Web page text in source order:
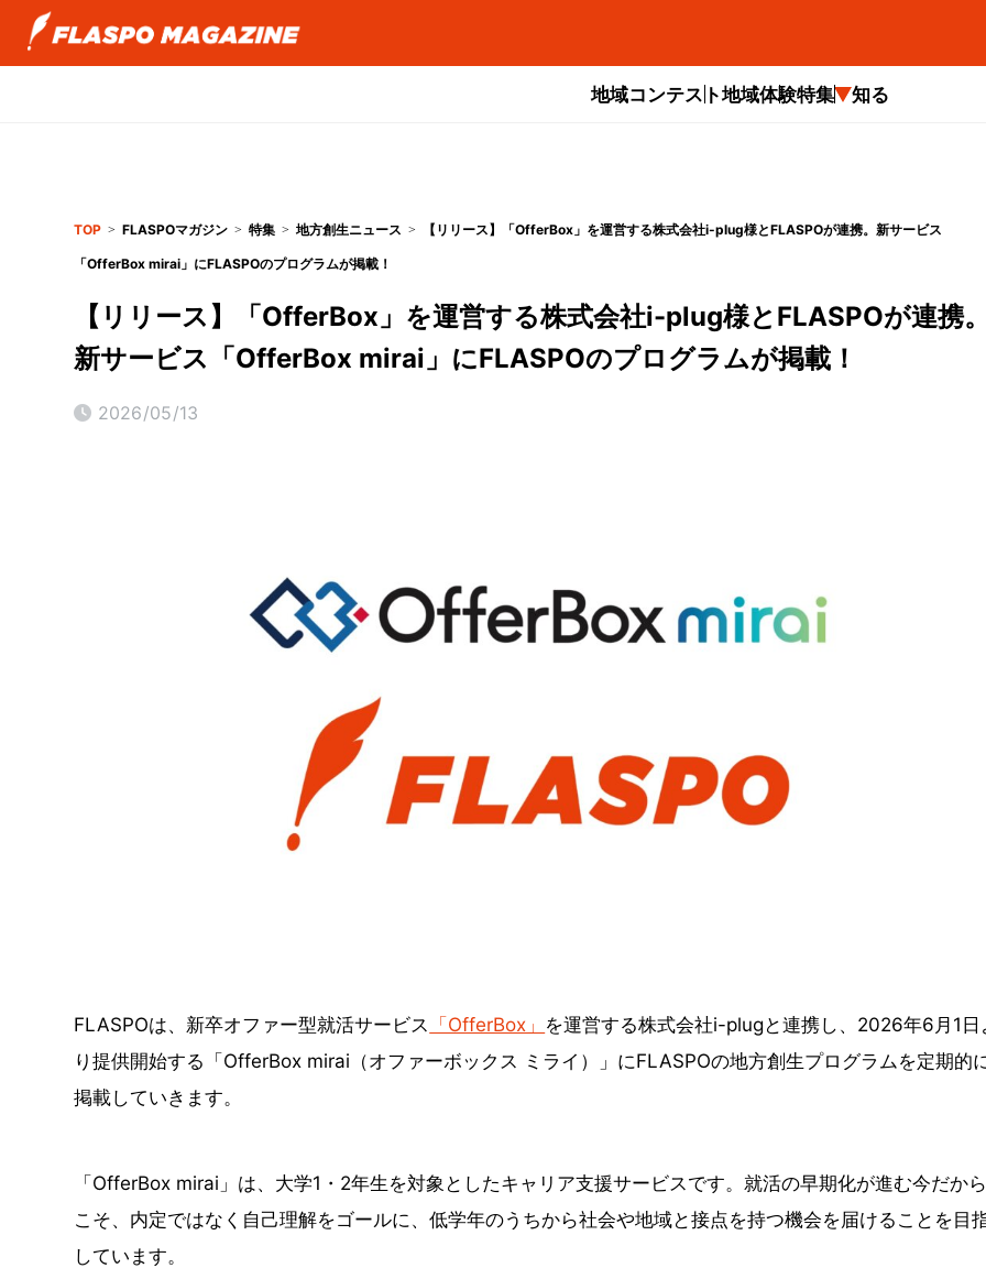
地域コンテスト地域体験特集 知る
TOP FLASPOマガジン 特集 地方創生ニュース 【リリース】「OfferBox」を運営する株式会社i-plug様とFLASPOが連携。新サービス
「OfferBox mirai」にFLASPOのプログラムが掲載！
【リリース】「OfferBox」を運営する株式会社i-plug様とFLASPOが連携
新サービス「OfferBox mirai」にFLASPOのプログラムが掲載！
2026/05/13
FLASPOは、新卒オファー型就活サービス 「OfferBox」 を運営する株式会社i-plugと連携し、2026年6月1日
り提供開始する「OfferBox mirai（オファーボックス ミライ）」にFLASPOの地方創生プログラムを定期的
掲載していきます。
「OfferBox mirai」は、大学1・2年生を対象としたキャリア支援サービスです。就活の早期化が進む今だか
こそ、内定ではなく自己理解をゴールに、低学年のうちから社会や地域と接点を持つ機会を届けることを目
しています。